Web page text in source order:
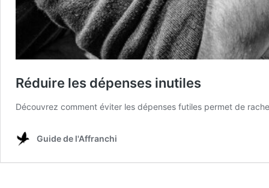
Réduire les dépenses inutiles
Découvrez comment éviter les dépenses futiles permet de
Guide de l'Affranchi